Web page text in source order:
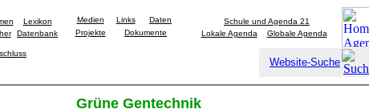
Lexikon
Datenbank
Medien Links
Daten
Projekte
Dokumente
Schule und Agenda 21
Lokale Agenda
Globale Agenda
Website-Suche
Grüne Gentechnik